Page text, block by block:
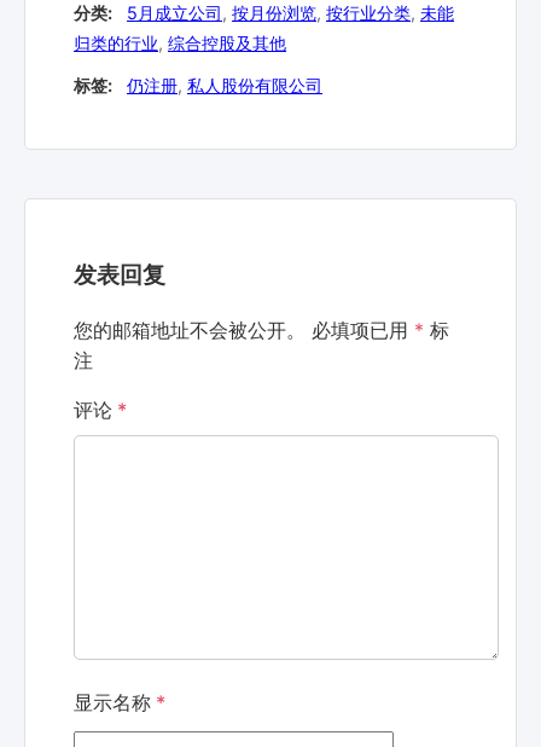
分类: 5月成立公司, 按月份浏览, 按行业分类, 未能
归类的行业, 综合控股及其他
标签: 仍注册, 私人股份有限公司
发表回复
您的邮箱地址不会被公开。 必填项已用 * 标
注
评论 *
显示名称 *